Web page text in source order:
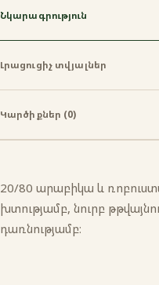
Նկարագրություն
Լրացուցիչ տվյալներ
Կարծիքներ (0)
20/80 արաբիկա և
խտությամբ, նուրբ
դառնությամբ։